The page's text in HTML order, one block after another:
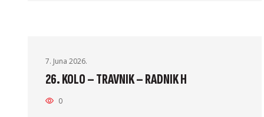
7. Juna 2026.
26. KOLO – TRAVNIK – RADNIK H
0